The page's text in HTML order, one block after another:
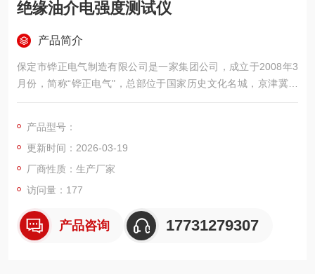
绝缘油介电强度测试仪
产品简介
保定市铧正电气制造有限公司是一家集团公司，成立于2008年3
月份，简称“铧正电气"，总部位于国家历史文化名城，京津冀地
区中心城市之一，素有“京畿重地"、“首都南大门"之称的保定，目
国网集中采购的中标单位。被阿里巴巴认证为北方寻梦基地。
产品型号：
更新时间：2026-03-19
厂商性质：生产厂家
访问量：177
产品咨询 17731279307